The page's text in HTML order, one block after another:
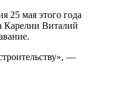
25 мая этого года
Карелии Виталий
—